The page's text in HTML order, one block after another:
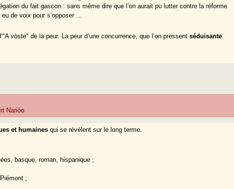
du fait gascon : sans même dire que l’on aurait pu lutter contre la réforme
de voix pour s’opposer ...
vòste" de la peur. La peur d’une concurrence, que l’on pressentséduisante
Nariòo
et humaines qui se révèlent sur le long terme.
basque, roman, hispanique ;
;